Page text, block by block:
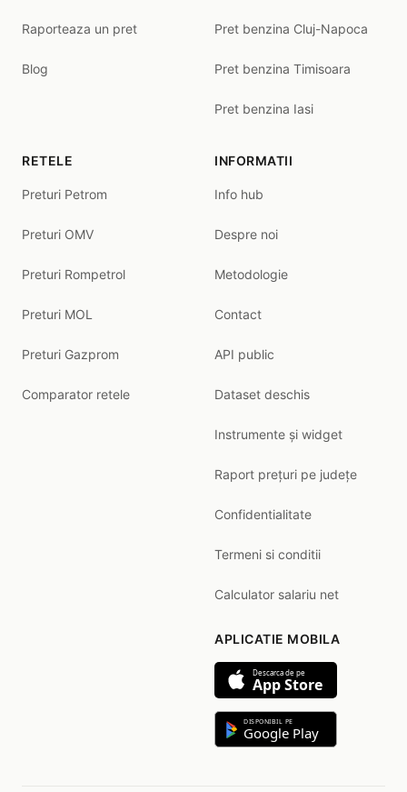
Raporteaza un pret
Blog
Pret benzina Cluj-Napoca
Pret benzina Timisoara
Pret benzina Iasi
RETELE
Preturi Petrom
Preturi OMV
Preturi Rompetrol
Preturi MOL
Preturi Gazprom
Comparator retele
INFORMATII
Info hub
Despre noi
Metodologie
Contact
API public
Dataset deschis
Instrumente și widget
Raport prețuri pe județe
Confidentialitate
Termeni si conditii
Calculator salariu net
APLICATIE MOBILA
Descarca de pe
App Store
DISPONIBIL PE
Google Play